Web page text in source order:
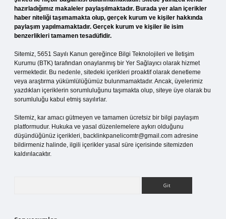
hazırladığımız makaleler paylaşılmaktadır. Burada yer alan içerikler
haber niteliği taşımamakta olup, gerçek kurum ve kişiler hakkında
paylaşım yapılmamaktadır. Gerçek kurum ve kişiler ile isim
benzerlikleri tamamen tesadüfidir.
Sitemiz, 5651 Sayılı Kanun gereğince Bilgi Teknolojileri ve İletişim
Kurumu (BTK) tarafından onaylanmış bir Yer Sağlayıcı olarak hizmet
vermektedir. Bu nedenle, sitedeki içerikleri proaktif olarak denetleme
veya araştırma yükümlülüğümüz bulunmamaktadır. Ancak, üyelerimiz
yazdıkları içeriklerin sorumluluğunu taşımakta olup, siteye üye olarak bu
sorumluluğu kabul etmiş sayılırlar.
Sitemiz, kar amacı gütmeyen ve tamamen ücretsiz bir bilgi paylaşım
platformudur. Hukuka ve yasal düzenlemelere aykırı olduğunu
düşündüğünüz içerikleri, backlinkpanelicomtr@gmail.com adresine
bildirmeniz halinde, ilgili içerikler yasal süre içerisinde sitemizden
kaldırılacaktır.